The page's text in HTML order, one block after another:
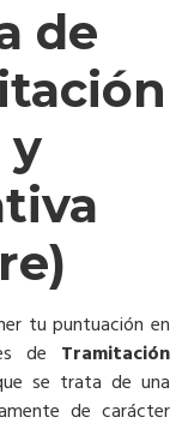
de
y
tu puntuación en
de Tramitación
se trata de una
de carácter